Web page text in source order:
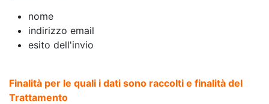
nome
indirizzo email
esito dell'invio
Finalità per le quali i dati sono raccolti e finalità del
Trattamento